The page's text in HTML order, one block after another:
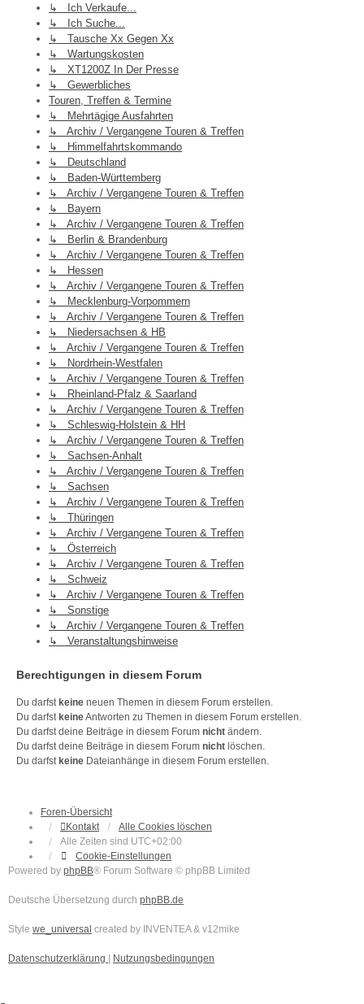
↳ Ich Verkaufe...
↳ Ich Suche...
↳ Tausche Xx Gegen Xx
↳ Wartungskosten
↳ XT1200Z In Der Presse
↳ Gewerbliches
Touren, Treffen & Termine
↳ Mehrtägige Ausfahrten
↳ Archiv / Vergangene Touren & Treffen
↳ Himmelfahrtskommando
↳ Deutschland
↳ Baden-Württemberg
↳ Archiv / Vergangene Touren & Treffen
↳ Bayern
↳ Archiv / Vergangene Touren & Treffen
↳ Berlin & Brandenburg
↳ Archiv / Vergangene Touren & Treffen
↳ Hessen
↳ Archiv / Vergangene Touren & Treffen
↳ Mecklenburg-Vorpommern
↳ Archiv / Vergangene Touren & Treffen
↳ Niedersachsen & HB
↳ Archiv / Vergangene Touren & Treffen
↳ Nordrhein-Westfalen
↳ Archiv / Vergangene Touren & Treffen
↳ Rheinland-Pfalz & Saarland
↳ Archiv / Vergangene Touren & Treffen
↳ Schleswig-Holstein & HH
↳ Archiv / Vergangene Touren & Treffen
↳ Sachsen-Anhalt
↳ Archiv / Vergangene Touren & Treffen
↳ Sachsen
↳ Archiv / Vergangene Touren & Treffen
↳ Thüringen
↳ Archiv / Vergangene Touren & Treffen
↳ Österreich
↳ Archiv / Vergangene Touren & Treffen
↳ Schweiz
↳ Archiv / Vergangene Touren & Treffen
↳ Sonstige
↳ Archiv / Vergangene Touren & Treffen
↳ Veranstaltungshinweise
Berechtigungen in diesem Forum
Du darfst keine neuen Themen in diesem Forum erstellen.
Du darfst keineAntworten zu Themen in diesem Forum erstellen.
Du darfst deine Beiträge in diesem Forum nicht ändern.
Du darfst deine Beiträge in diesem Forum nicht löschen.
Du darfst keine Dateianhänge in diesem Forum erstellen.
Foren-Übersicht
Kontakt
Alle Cookies löschen
Alle Zeiten sind UTC+02:00
Cookie-Einstellungen
Powered by phpBB® Forum Software © phpBB Limited
Deutsche Übersetzung durch phpBB.de
Style we_universal created by INVENTEA & v12mike
Datenschutzerklärung Nutzungsbedingungen